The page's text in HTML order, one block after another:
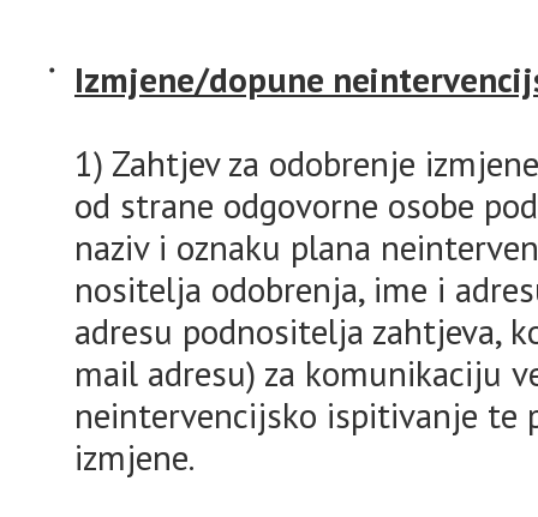
Izmjene/dopune
1) Zahtjev za odobrenje
od strane odgovorne osobe
naziv i oznaku plana
nositelja odobrenja, ime i
adresu podnositelja zahtjeva,
mail adresu) za komunikaciju
neintervencijsko ispitivanje te
izmjene.